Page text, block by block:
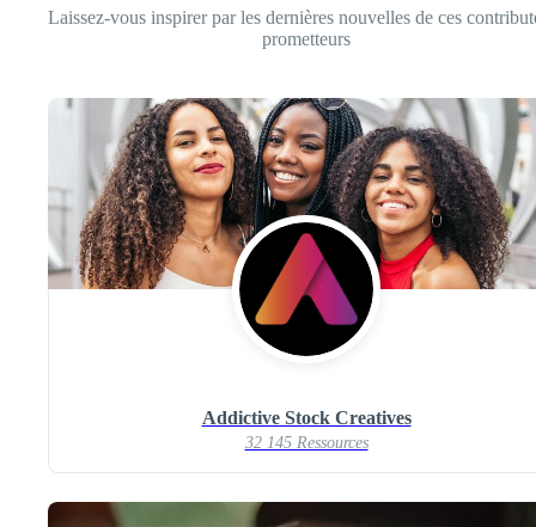
Laissez-vous inspirer par les dernières nouvelles de ces
prometteurs
Addictive Stock Creatives
32 145 Ressources